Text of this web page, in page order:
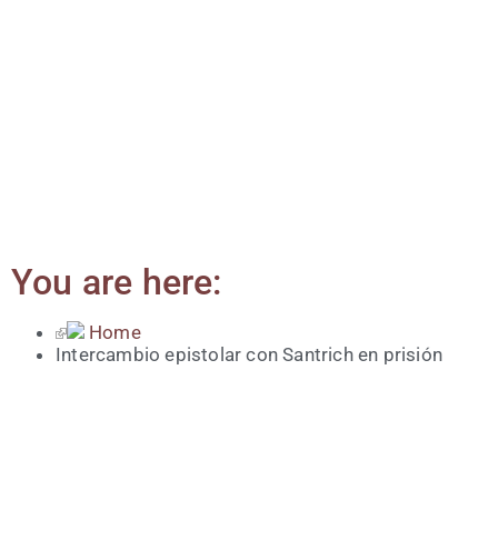
You are here:
Home
Inter­cam­bio epis­to­lar con San­trich en prisión